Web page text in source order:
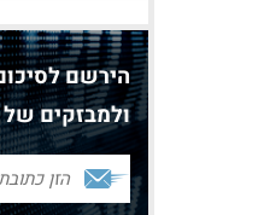
הירשם
ולמבזקים של